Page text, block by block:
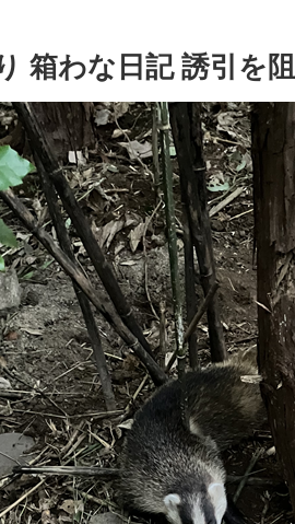
箱わな日記 誘引を